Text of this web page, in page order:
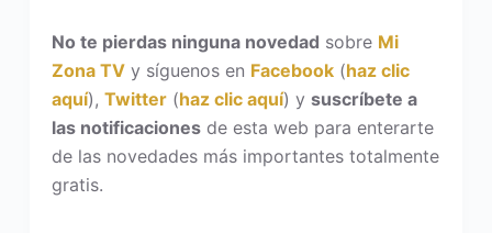
No te pierdas ninguna novedad sobre Mi
Zona TVy síguenos en Facebook(haz clic
aquí), Twitter(haz clic aquí) y suscríbete a
las notificacionesde esta web para enterarte
de las novedades más importantes totalmente
gratis.